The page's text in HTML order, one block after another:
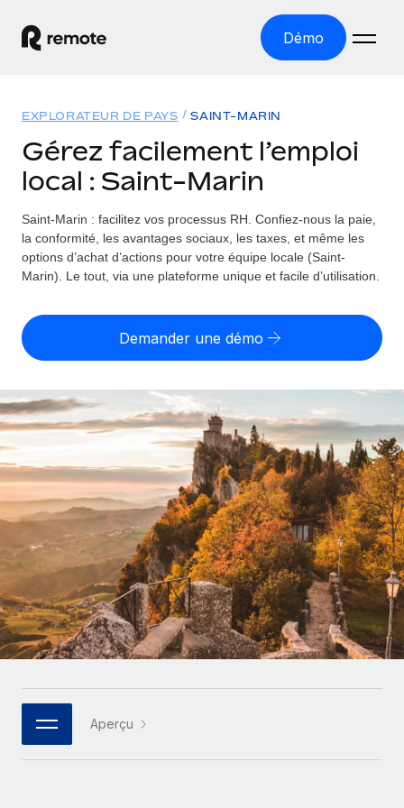
Démo
EMPLOI À L’INTERNATIONAL
Paie multipays
Gérez la paie facilement et en toute conformité
Employer of record
entités
Gestion des freelances
Intégrez et gérez vos freelances partout dans le monde
PEO
Sous-traitez les opérations complexes liées à l’emploi
INFRASTRUCTURE
Intégration Remote
Intégrez vos RH aux flux de travail en toute simplicité
Plateforme
Des fonctions RH clés intégrées pour votre équipe
Connectez n'importe quel outil d’IA à Remote grâce à
notre MCP
Solutions
COUVERTURE MONDIALE
Explorateur de pays
Toutes les informations sur l’emploi à l’international,
Explorateur des États-Unis (par État)
Simplifiez l’embauche à travers les différents États des
Comparer Remote
Examinez notre service par rapport aux autres
CROISSANCE
Start-ups
Des solutions agiles et internationales pour les RH et la
paie des entreprises en pleine croissance
Entreprises intermédiaires
Développez vos équipes avec des solutions RH sur
mesure
Entreprise
Les RH à l’international pour les grandes entreprises
Ressources
OUTILS & CALCULATEURS
Évaluez le risque de requalification de contrat par pays
Calculez le coût total des employés dans n’importe quel
pays
Calculateur de paiement des freelances
Découvrez les devises disponibles et les vitesses de
paiement pour vos freelances internationaux
APPRENDRE AVEC REMOTE
Recherche et guides
Études de cas
Checklists et modèles
Descriptions de postes
Tarification
English
Nederlands
Français
Deutsch
Español
Italiano
Português (Portugal)
日本語
한국어
Connexion
EXPLORATEUR DE PAYS SAINT-MARIN
Gérez facilement l’emploi
local : Saint-Marin
Saint-Marin : facilitez vos processus RH. Confiez-nous la paie,
la conformité, les avantages sociaux, les taxes, et même les
options d’achat d’actions pour votre équipe locale (Saint-
Marin). Le tout, via une plateforme unique et facile d’utilisation.
Demander une démo
Aperçu